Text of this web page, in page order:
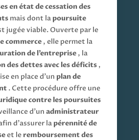
en état de cessation des
mais dont la poursuite
jugée viable. Ouverte par le
commerce, elle permet la
de l’entreprise , la
des dettes avec les déficits ,
en place d’un plan de
. Cette procédure offre une
contre les poursuites
d’unadministrateur
d’assurer la pérennité de
et le remboursement des